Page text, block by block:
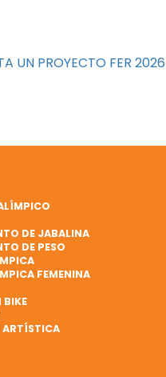
UN PROYECTO FER
DE JABALINA
DE PESO
FEMENINA
BIKE